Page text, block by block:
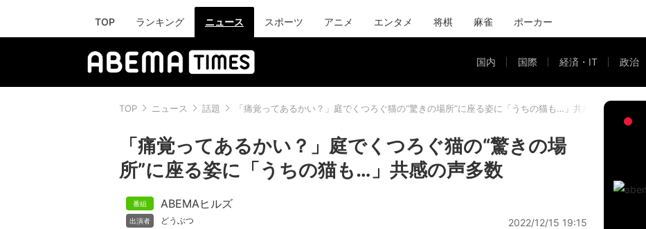
TOP ランキング ニュース スポーツ アニメ エンタメ 将棋 麻雀 ポーカー
国内 国際 経済・IT 政治
TOP ニュース 話題 「痛覚ってあるかい？」庭でくつろぐ猫の“驚きの場所”に座る姿に「うちの猫も…」共感の声多数
「痛覚ってあるかい？」庭でくつろぐ猫の“驚きの場
所”に座る姿に「うちの猫も…」共感の声多数
ABEMAヒルズ
どうぶつ 2022/12/15 19:15